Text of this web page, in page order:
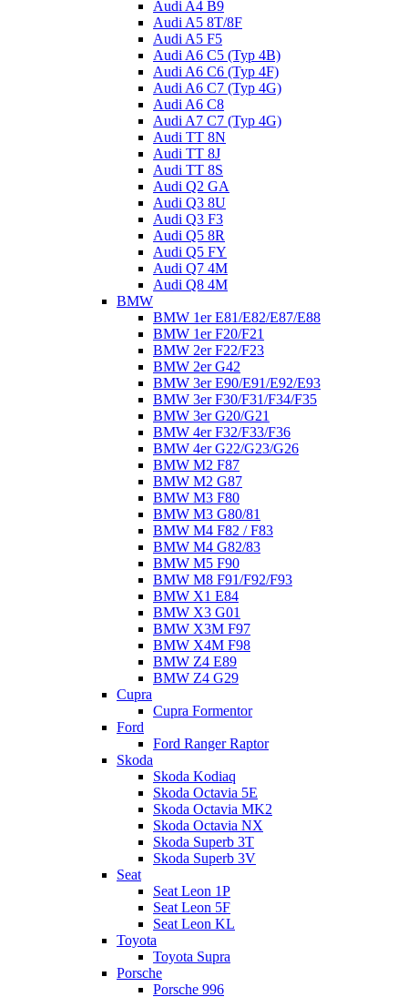
Audi A4 B9
Audi A5 8T/8F
Audi A5 F5
Audi A6 C5 (Typ 4B)
Audi A6 C6 (Typ 4F)
Audi A6 C7 (Typ 4G)
Audi A6 C8
Audi A7 C7 (Typ 4G)
Audi TT 8N
Audi TT 8J
Audi TT 8S
Audi Q2 GA
Audi Q3 8U
Audi Q3 F3
Audi Q5 8R
Audi Q5 FY
Audi Q7 4M
Audi Q8 4M
BMW
BMW 1er E81/E82/E87/E88
BMW 1er F20/F21
BMW 2er F22/F23
BMW 2er G42
BMW 3er E90/E91/E92/E93
BMW 3er F30/F31/F34/F35
BMW 3er G20/G21
BMW 4er F32/F33/F36
BMW 4er G22/G23/G26
BMW M2 F87
BMW M2 G87
BMW M3 F80
BMW M3 G80/81
BMW M4 F82 / F83
BMW M4 G82/83
BMW M5 F90
BMW M8 F91/F92/F93
BMW X1 E84
BMW X3 G01
BMW X3M F97
BMW X4M F98
BMW Z4 E89
BMW Z4 G29
Cupra
Cupra Formentor
Ford
Ford Ranger Raptor
Skoda
Skoda Kodiaq
Skoda Octavia 5E
Skoda Octavia MK2
Skoda Octavia NX
Skoda Superb 3T
Skoda Superb 3V
Seat
Seat Leon 1P
Seat Leon 5F
Seat Leon KL
Toyota
Toyota Supra
Porsche
Porsche 996